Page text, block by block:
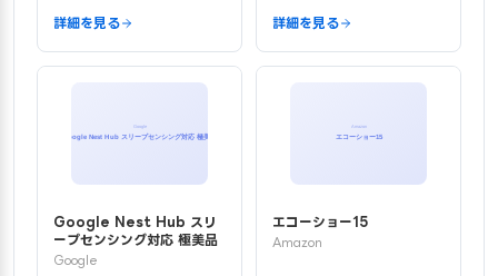
詳細を見る 詳細を見る
Google Nest Hub スリ
ープセンシング対応 極美品
Google
エコーショー15
Amazon